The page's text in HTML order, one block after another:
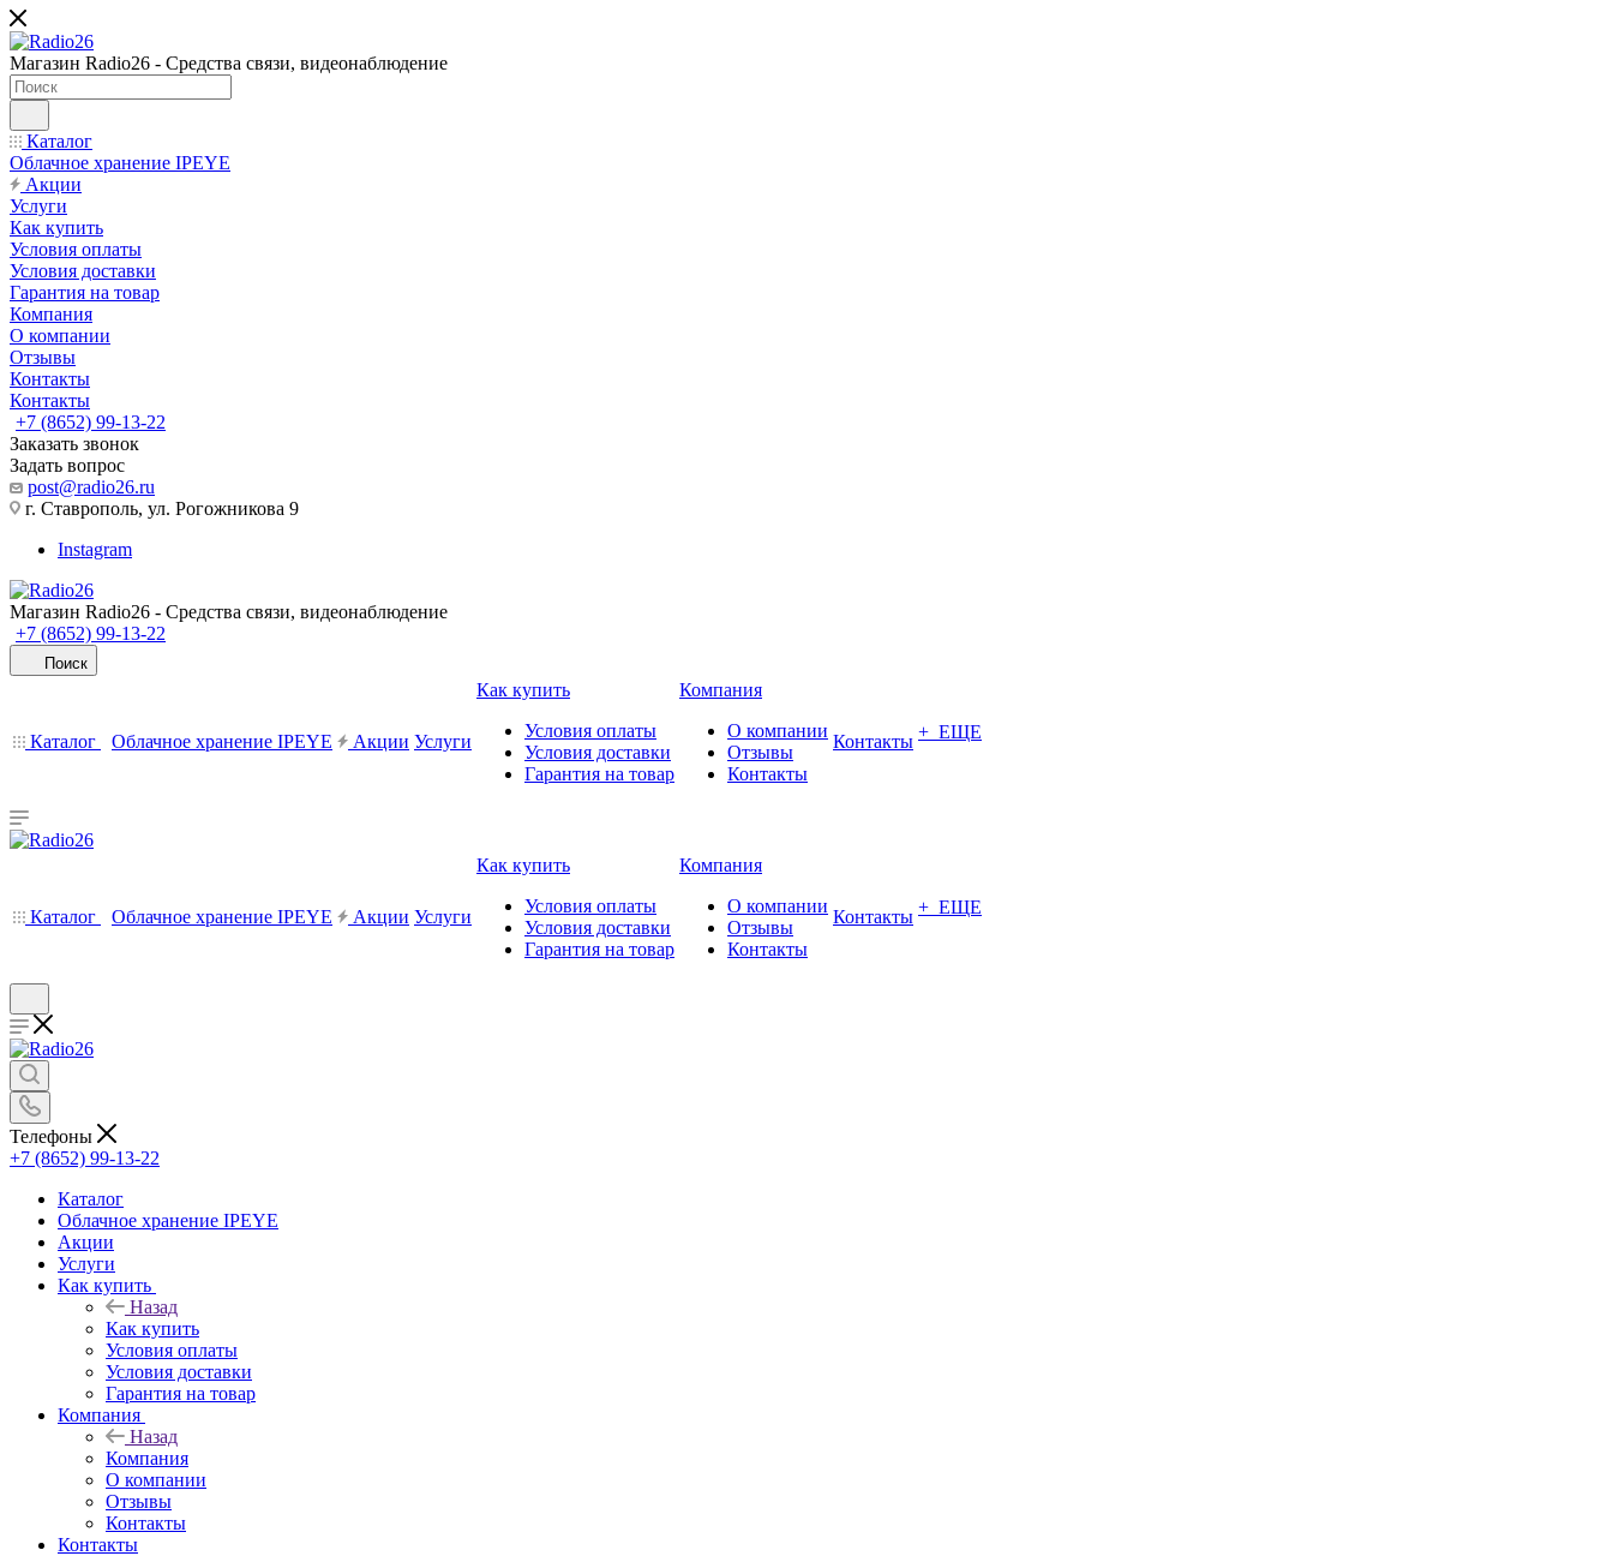
Магазин Radio26 - Средства связи, видеонаблюдение
Каталог
Облачное хранение IPEYE
Акции
Услуги
Как купить
Условия оплаты
Условия доставки
Гарантия на товар
Компания
О компании
Отзывы
Контакты
Контакты
+7 (8652) 99-13-22
Заказать звонок
Задать вопрос
post@radio26.ru
г. Ставрополь, ул. Рогожникова 9
Instagram
Магазин Radio26 - Средства связи, видеонаблюдение
+7 (8652) 99-13-22
Поиск
Каталог Облачное хранение IPEYE Акции Услуги
Как купить
Условия оплаты
Условия доставки
Гарантия на товар
Компания
О компании
Отзывы
Контакты
Контакты + ЕЩЕ
Каталог Облачное хранение IPEYE Акции Услуги
Как купить
Условия оплаты
Условия доставки
Гарантия на товар
Компания
О компании
Отзывы
Контакты
Контакты + ЕЩЕ
Телефоны
+7 (8652) 99-13-22
Каталог
Облачное хранение IPEYE
Акции
Услуги
Как купить
Назад
Как купить
Условия оплаты
Условия доставки
Гарантия на товар
Компания
Назад
Компания
О компании
Отзывы
Контакты
Контакты